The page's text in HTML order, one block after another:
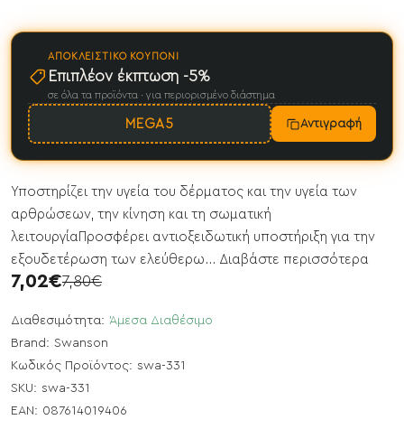
Διαθεσιμότητα: Άμεσα Διαθέσιμο
Brand: Swanson
Κωδικός Προϊόντος: swa-331
SKU: swa-331
EAN: 087614019406
7,02€7,80€
ΑΠΟΚΛΕΙΣΤΙΚΌ ΚΟΥΠΌΝΙ
Επιπλέον έκπτωση -5%
σε όλα τα προϊόντα · για περιορισμένο διάστημα
MEGA5 Αντιγραφή
Υποστηρίζει την υγεία του δέρματος και την υγεία των
αρθρώσεων, την κίνηση και τη σωματική
λειτουργίαΠροσφέρει αντιοξειδωτική υποστήριξη για την
εξουδετέρωση των ελεύθερω... Διαβάστε περισσότερα